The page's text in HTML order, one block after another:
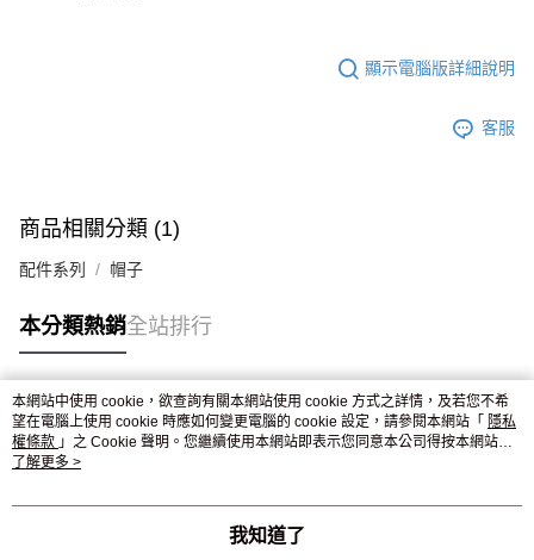
顯示電腦版詳細說明
客服
商品相關分類 (1)
配件系列 帽子
本分類熱銷全站排行
熱門標籤
本網站中使用 cookie，欲查詢有關本網站使用 cookie 方式之詳情，及若您不希
望在電腦上使用 cookie 時應如何變更電腦的 cookie 設定，請參閱本網站「 隱私
權條款 」之 Cookie 聲明。您繼續使用本網站即表示您同意本公司得按本網站使
用條款之 Cookie 聲明使用 cookie。
了解更多 >
我知道了